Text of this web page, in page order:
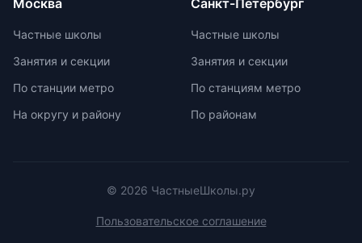
Москва
Частные школы
Занятия и секции
По станции метро
На округу и району
Санкт-Петербург
Частные школы
Занятия и секции
По станциям метро
По районам
© 2026 ЧастныеШколы.ру
Пользовательское соглашение